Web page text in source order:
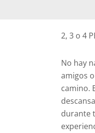
2, 3 o 4
No hay
amigos
camino.
durante